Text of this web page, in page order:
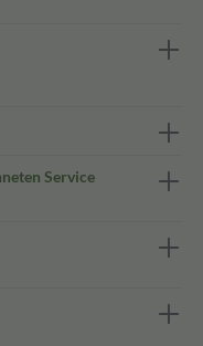
Service